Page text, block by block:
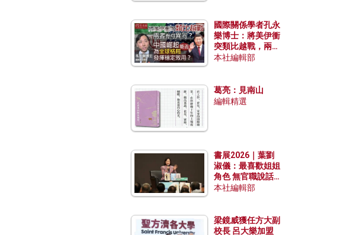
國際關係學者孔永
樂博士：將美伊衝
突類比越戰，兩者
有何異同？中國崛
本社編輯部
葛亮：見南山
編輯精選
書展2026｜葉劉
淑儀：最喜歡姐姐
角色 無官職說話
包袱少
本社編輯部
梁鏡威獲任方大副
校長 呂大樂加盟